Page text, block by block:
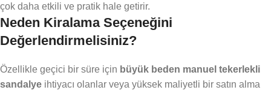
çok daha etkili ve pratik hale getirir.
Neden Kiralama Seçeneğini
Değerlendirmelisiniz?
Özellikle geçici bir süre için büyük beden manuel tekerlekli
sandalye ihtiyacı olanlar veya yüksek maliyetli bir satın alma